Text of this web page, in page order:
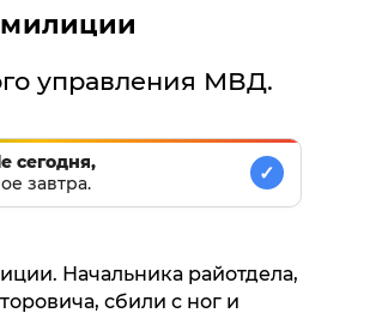
милиции
управления МВД.
сегодня,
завтра.
✓
Начальника райотдела,
сбили с ног и